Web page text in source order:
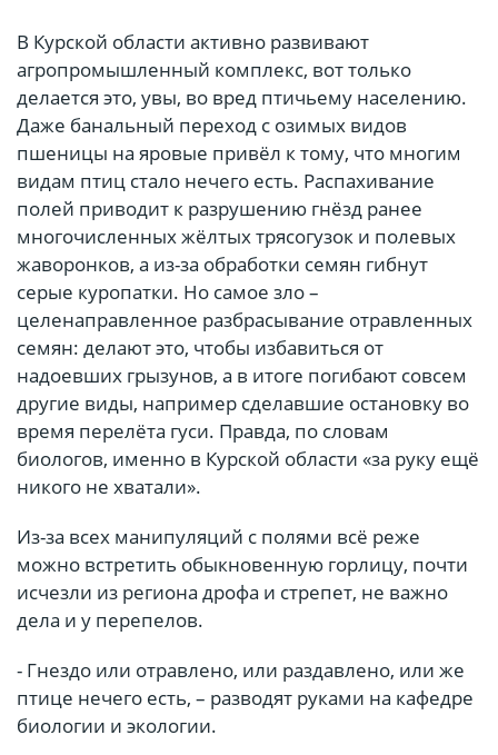
В Курской области активно развивают
агропромышленный комплекс, вот только
делается это, увы, во вред птичьему населению.
Даже банальный переход с озимых видов
пшеницы на яровые привёл к тому, что многим
видам птиц стало нечего есть. Распахивание
полей приводит к разрушению гнёзд ранее
многочисленных жёлтых трясогузок и полевых
жаворонков, а из-за обработки семян гибнут
серые куропатки. Но самое зло –
целенаправленное разбрасывание отравленных
семян: делают это, чтобы избавиться от
надоевших грызунов, а в итоге погибают совсем
другие виды, например сделавшие остановку во
время перелёта гуси. Правда, по словам
биологов, именно в Курской области «за руку ещё
никого не хватали».
Из-за всех манипуляций с полями всё реже
можно встретить обыкновенную горлицу, почти
исчезли из региона дрофа и стрепет, не важно
дела и у перепелов.
- Гнездо или отравлено, или раздавлено, или же
птице нечего есть, – разводят руками на кафедре
биологии и экологии.